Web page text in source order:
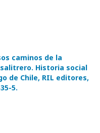
caminos de la
Historia social
de Chile, RIL editores,
5.